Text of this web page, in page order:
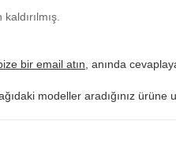
bir email atın , anında
modeller aradığınız ürüne